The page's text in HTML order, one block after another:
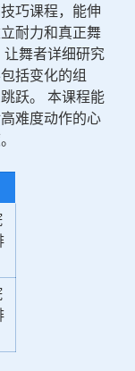
巧课程，能伸
耐力和真正舞
舞者详细研究
括变化的组
跃。 本课程能
难度动作的心